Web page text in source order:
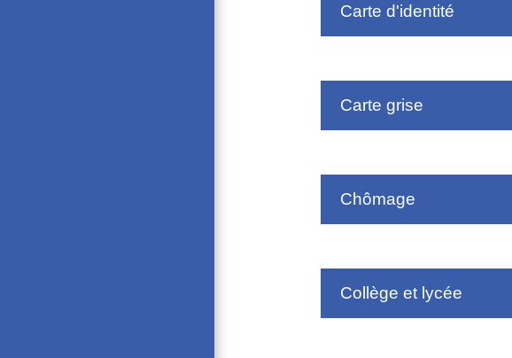
Carte d'identité
Carte grise
Chômage
Collège et lycée